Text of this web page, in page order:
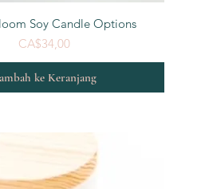
Tampilan Cepat
Soy Candle Options
Harga
CA$34,00
ke Keranjang